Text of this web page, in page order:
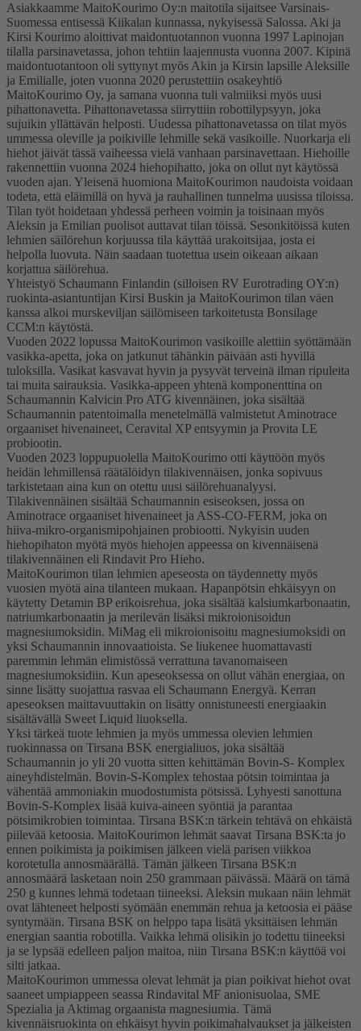
Asiakkaamme MaitoKourimo Oy:n maitotila sijaitsee Varsinais-
Suomessa entisessä Kiikalan kunnassa, nykyisessä Salossa. Aki ja
Kirsi Kourimo aloittivat maidontuotannon vuonna 1997 Lapinojan
tilalla parsinavetassa, johon tehtiin laajennusta vuonna 2007. Kipinä
maidontuotantoon oli syttynyt myös Akin ja Kirsin lapsille Aleksille
ja Emilialle, joten vuonna 2020 perustettiin osakeyhtiö
MaitoKourimo Oy, ja samana vuonna tuli valmiiksi myös uusi
pihattonavetta. Pihattonavetassa siirryttiin robottilypsyyn, joka
sujuikin yllättävän helposti. Uudessa pihattonavetassa on tilat myös
ummessa oleville ja poikiville lehmille sekä vasikoille. Nuorkarja eli
hiehot jäivät tässä vaiheessa vielä vanhaan parsinavettaan. Hiehoille
rakennettiin vuonna 2024 hiehopihatto, joka on ollut nyt käytössä
vuoden ajan. Yleisenä huomiona MaitoKourimon naudoista voidaan
todeta, että eläimillä on hyvä ja rauhallinen tunnelma uusissa tiloissa.
Tilan työt hoidetaan yhdessä perheen voimin ja toisinaan myös
Aleksin ja Emilian puolisot auttavat tilan töissä. Sesonkitöissä kuten
lehmien säilörehun korjuussa tila käyttää urakoitsijaa, josta ei
helpolla luovuta. Näin saadaan tuotettua usein oikeaan aikaan
korjattua säilörehua.
Yhteistyö Schaumann Finlandin (silloisen RV Eurotrading OY:n)
ruokinta-asiantuntijan Kirsi Buskin ja MaitoKourimon tilan väen
kanssa alkoi murskeviljan säilömiseen tarkoitetusta Bonsilage
CCM:n käytöstä.
Vuoden 2022 lopussa MaitoKourimon vasikoille alettiin syöttämään
vasikka-apetta, joka on jatkunut tähänkin päivään asti hyvillä
tuloksilla. Vasikat kasvavat hyvin ja pysyvät terveinä ilman ripuleita
tai muita sairauksia. Vasikka-appeen yhtenä komponenttina on
Schaumannin Kalvicin Pro ATG kivennäinen, joka sisältää
Schaumannin patentoimalla menetelmällä valmistetut Aminotrace
orgaaniset hivenaineet, Ceravital XP entsyymin ja Provita LE
probiootin.
Vuoden 2023 loppupuolella MaitoKourimo otti käyttöön myös
heidän lehmillensä räätälöidyn tilakivennäisen, jonka sopivuus
tarkistetaan aina kun on otettu uusi säilörehuanalyysi.
Tilakivennäinen sisältää Schaumannin esiseoksen, jossa on
Aminotrace orgaaniset hivenaineet ja ASS-CO-FERM, joka on
hiiva-mikro-organismipohjainen probiootti. Nykyisin uuden
hiehopihaton myötä myös hiehojen appeessa on kivennäisenä
tilakivennäinen eli Rindavit Pro Hieho.
MaitoKourimon tilan lehmien apeseosta on täydennetty myös
vuosien myötä aina tilanteen mukaan. Hapanpötsin ehkäisyyn on
käytetty Detamin BP erikoisrehua, joka sisältää kalsiumkarbonaatin,
natriumkarbonaatin ja merilevän lisäksi mikroionisoidun
magnesiumoksidin. MiMag eli mikroionisoitu magnesiumoksidi on
yksi Schaumannin innovaatioista. Se liukenee huomattavasti
paremmin lehmän elimistössä verrattuna tavanomaiseen
magnesiumoksidiin. Kun apeseoksessa on ollut vähän energiaa, on
sinne lisätty suojattua rasvaa eli Schaumann Energyä. Kerran
apeseoksen maittavuuttakin on lisätty onnistuneesti energiaakin
sisältävällä Sweet Liquid liuoksella.
Yksi tärkeä tuote lehmien ja myös ummessa olevien lehmien
ruokinnassa on Tirsana BSK energialiuos, joka sisältää
Schaumannin jo yli 20 vuotta sitten kehittämän Bovin-S- Komplex
aineyhdistelmän. Bovin-S-Komplex tehostaa pötsin toimintaa ja
vähentää ammoniakin muodostumista pötsissä. Lyhyesti sanottuna
Bovin-S-Komplex lisää kuiva-aineen syöntiä ja parantaa
pötsimikrobien toimintaa. Tirsana BSK:n tärkein tehtävä on ehkäistä
piilevää ketoosia. MaitoKourimon lehmät saavat Tirsana BSK:ta jo
ennen poikimista ja poikimisen jälkeen vielä parisen viikkoa
korotetulla annosmäärällä. Tämän jälkeen Tirsana BSK:n
annosmäärä lasketaan noin 250 grammaan päivässä. Määrä on tämä
250 g kunnes lehmä todetaan tiineeksi. Aleksin mukaan näin lehmät
ovat lähteneet helposti syömään enemmän rehua ja ketoosia ei pääse
syntymään. Tirsana BSK on helppo tapa lisätä yksittäisen lehmän
energian saantia robotilla. Vaikka lehmä olisikin jo todettu tiineeksi
ja se lypsää edelleen paljon maitoa, niin Tirsana BSK:n käyttöä voi
silti jatkaa.
MaitoKourimon ummessa olevat lehmät ja pian poikivat hiehot ovat
saaneet umpiappeen seassa Rindavital MF anionisuolaa, SME
Spezialia ja Aktimag orgaanista magnesiumia. Tämä
kivennäisruokinta on ehkäisyt hyvin poikimahalvaukset ja jälkeisten